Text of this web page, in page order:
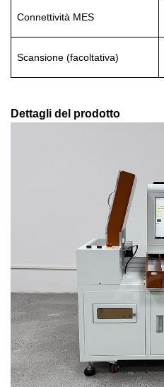
Connettività MES
Scansione (facoltativa)
Dettagli del prodotto